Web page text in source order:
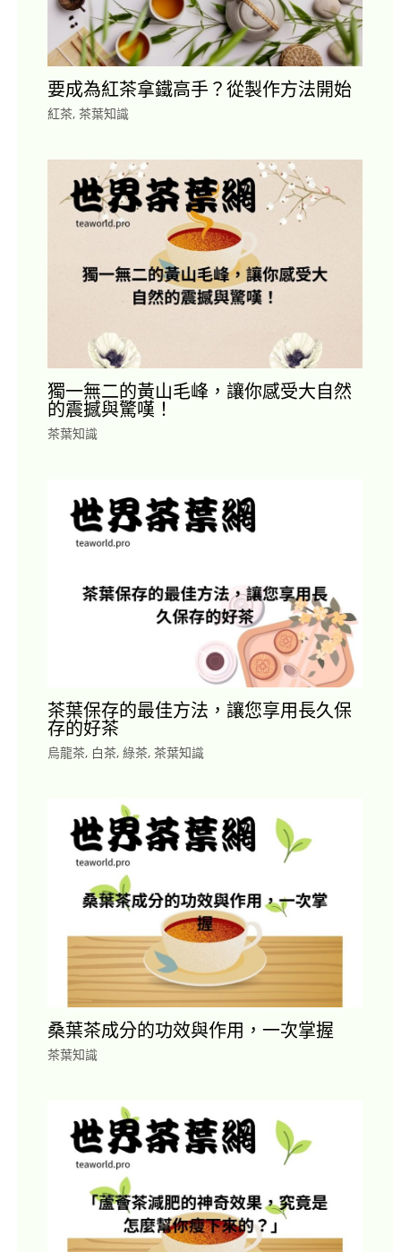
要成為紅茶拿鐵高手？從製作方法開始
紅茶, 茶葉知識
獨一無二的黃山毛峰，讓你感受大自然
的震撼與驚嘆！
茶葉知識
茶葉保存的最佳方法，讓您享用長久保
存的好茶
烏龍茶, 白茶, 綠茶, 茶葉知識
桑葉茶成分的功效與作用，一次掌握
茶葉知識